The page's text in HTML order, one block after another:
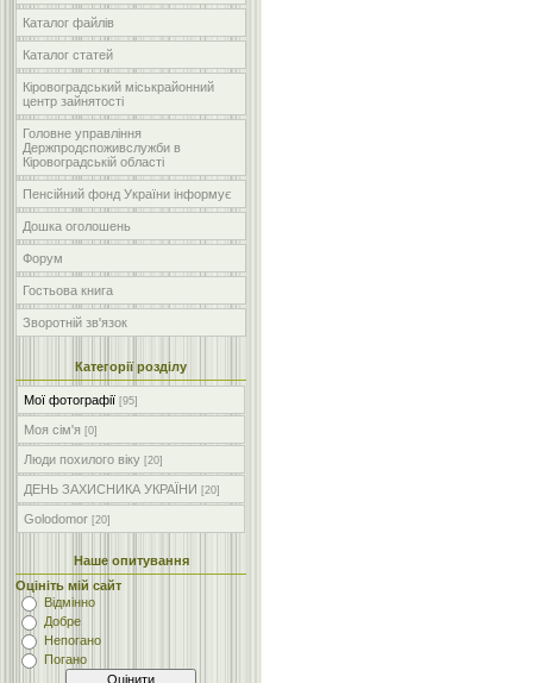
Каталог файлів
Каталог статей
Кіровоградський міськрайонний
центр зайнятості
Головне управління
Держпродспоживслужби в
Кіровоградській області
Пенсійний фонд України інформує
Дошка оголошень
Форум
Гостьова книга
Зворотній зв'язок
Категорії розділу
Мої фотографії [95]
Моя сім'я [0]
Люди похилого віку [20]
ДЕНЬ ЗАХИСНИКА УКРАЇНИ [20]
Golodomor [20]
Наше опитування
Оцініть мій сайт
Відмінно
Добре
Непогано
Погано